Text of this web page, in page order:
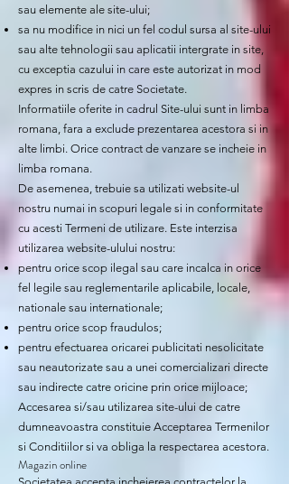
sau elemente ale site-ului;
sa nu modifice in nici un fel codul sursa al site-ului
sau alte tehnologii sau aplicatii intergrate in site,
cu exceptia cazului in care este autorizat in mod
expres in scris de catre Societate.
Informatiile oferite in cadrul Site-ului sunt in limba
romana, fara a exclude prezentarea acestora si in
alte limbi. Orice contract de vanzare se incheie in
limba romana.
De asemenea, trebuie sa utilizati website-ul
nostru numai in scopuri legale si in conformitate
cu acesti Termeni de utilizare. Este interzisa
utilizarea website-ulului nostru:
pentru orice scop ilegal sau care incalca in orice
fel legile sau reglementarile aplicabile, locale,
nationale sau internationale;
pentru orice scop fraudulos;
pentru efectuarea oricarei publicitati nesolicitate
sau neautorizate sau a unei comercializari directe
sau indirecte catre oricine prin orice mijloace;
Accesarea si/sau utilizarea site-ului de catre
dumneavoastra constituie Acceptarea Termenilor
si Conditiilor si va obliga la respectarea acestora.
Magazin online